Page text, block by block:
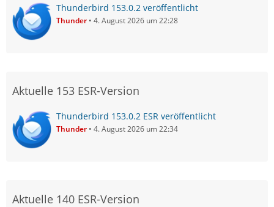
Thunderbird 153.0.2 veröffentlicht
Thunder 4. August 2026 um 22:28
Aktuelle 153 ESR-Version
Thunderbird 153.0.2 ESR veröffentlicht
Thunder 4. August 2026 um 22:34
Aktuelle 140 ESR-Version